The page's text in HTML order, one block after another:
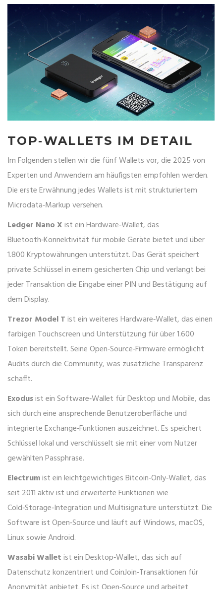
TOP‑WALLETS IM DETAIL
Im Folgenden stellen wir die fünf Wallets vor, die 2025 von
Experten und Anwendern am häufigsten empfohlen werden.
Die erste Erwähnung jedes Wallets ist mit strukturiertem
Microdata‑Markup versehen.
Ledger Nano Xist einHardware‑Wallet, das
Bluetooth‑Konnektivität für mobile Geräte bietet und über
1.800 Kryptowährungen unterstützt. Das Gerät speichert
private Schlüssel in einem gesicherten Chip und verlangt bei
jeder Transaktion die Eingabe einer PIN und Bestätigung auf
dem Display.
Trezor Model Tist ein weiteresHardware‑Wallet, das einen
farbigen Touchscreen und Unterstützung für über 1.600
Token bereitstellt. Seine Open‑Source‑Firmware ermöglicht
Audits durch die Community, was zusätzliche Transparenz
schafft.
Exodusist einSoftware‑Wallet für Desktop und Mobile, das
sich durch eine ansprechende Benutzeroberfläche und
integrierte Exchange‑Funktionen auszeichnet. Es speichert
Schlüssel lokal und verschlüsselt sie mit einer vom Nutzer
gewählten Passphrase.
Electrumist einleichtgewichtiges Bitcoin‑Only‑Wallet, das
seit 2011 aktiv ist und erweiterte Funktionen wie
Cold‑Storage‑Integration und Multisignature unterstützt. Die
Software ist Open‑Source und läuft auf Windows, macOS,
Linux sowie Android.
Wasabi Walletist einDesktop‑Wallet, das sich auf
Datenschutz konzentriert und CoinJoin‑Transaktionen für